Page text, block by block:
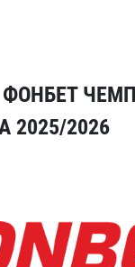
2025/2026